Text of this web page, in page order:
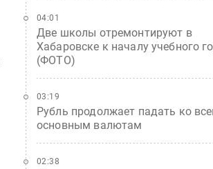
Две школы отремонтируют в
Хабаровске к началу учебного
(ФОТО)
04:01
Рубль продолжает падать ко
основным валютам
03:19
02:38